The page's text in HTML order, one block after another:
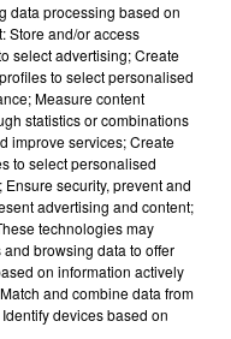
l’association locale
mettre en lumière de
et reproductibles"
et les associations
et financé par le
un espace
de rencontrer et
le mercredi 10
festifs ponctueront
théâtraux et
data processing based on
Store and/or access
select advertising; Create
to select personalised
Measure content
statistics or combinations
improve services; Create
to select personalised
security, prevent and
advertising and content;
technologies may
browsing data to offer
on information actively
and combine data from
devices based on